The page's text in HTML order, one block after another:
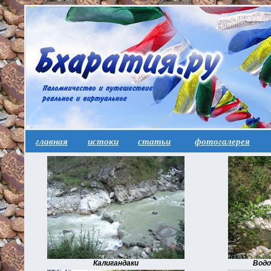
главная истоки статьи фотогалерея
Калигандаки